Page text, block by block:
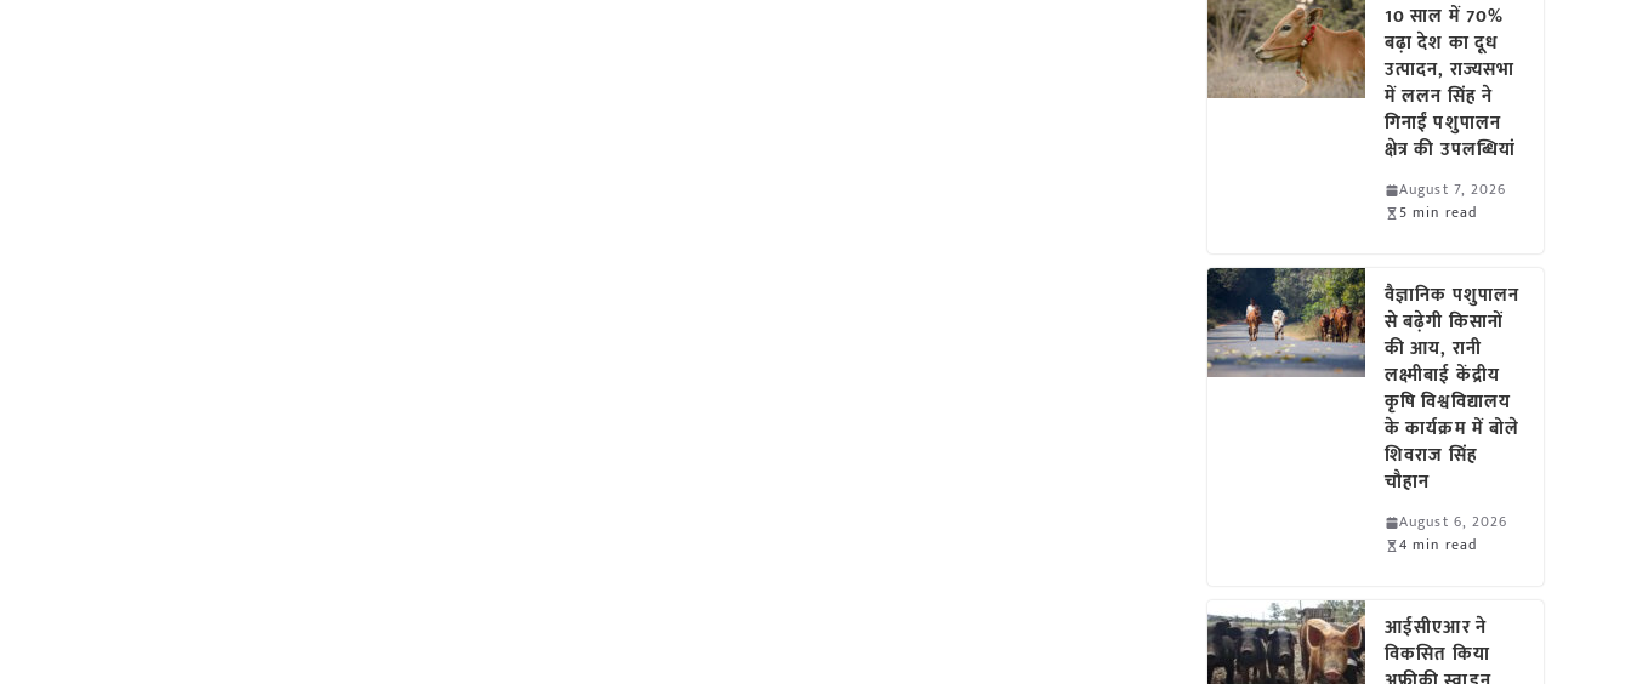
10 साल में 70%
बढ़ा देश का दूध
उत्पादन, राज्यसभा
में ललन सिंह ने
गिनाईं पशुपालन
क्षेत्र की उपलब्धियां
August 7, 2026
5 min read
वैज्ञानिक पशुपालन
से बढ़ेगी किसानों
की आय, रानी
लक्ष्मीबाई केंद्रीय
कृषि विश्वविद्यालय
के कार्यक्रम में बोले
शिवराज सिंह
चौहान
August 6, 2026
4 min read
आईसीएआर ने
विकसित किया